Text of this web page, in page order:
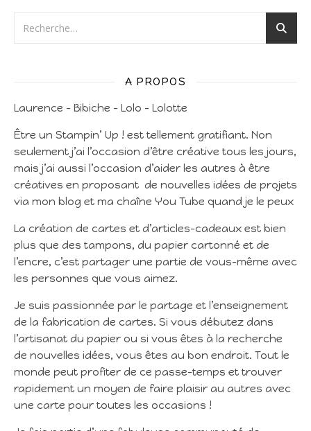
A PROPOS
Laurence – Bibiche – Lolo – Lolotte
Être un Stampin’ Up ! est tellement gratifiant. Non
seulement j’ai l’occasion d’être créative tous les jours,
mais j’ai aussi l’occasion d’aider les autres à être
créatives en proposant de nouvelles idées de projets
via mon blog et ma chaîne You Tube quand je le peux
La création de cartes et d’articles-cadeaux est bien
plus que des tampons, du papier cartonné et de
l’encre, c’est partager une partie de vous-même avec
les personnes que vous aimez.
Je suis passionnée par le partage et l’enseignement
de la fabrication de cartes. Si vous débutez dans
l’artisanat du papier ou si vous êtes à la recherche
de nouvelles idées, vous êtes au bon endroit. Tout le
monde peut profiter de ce passe-temps et trouver
rapidement un moyen de faire plaisir au autres avec
une carte pour toutes les occasions !